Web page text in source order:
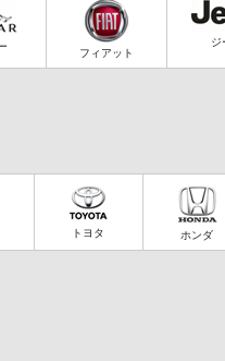
フィアット
ジ
トヨタ ホンダ